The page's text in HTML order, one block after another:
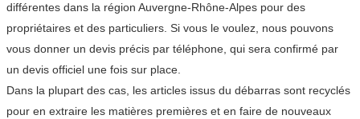
différentes dans la région Auvergne-Rhône-Alpes pour des
propriétaires et des particuliers. Si vous le voulez, nous pouvons
vous donner un devis précis par téléphone, qui sera confirmé par
un devis officiel une fois sur place.
Dans la plupart des cas, les articles issus du débarras sont recyclés
pour en extraire les matières premières et en faire de nouveaux